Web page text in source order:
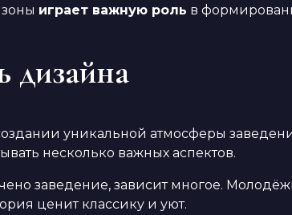
играет важную роль в
дизайна
уникальной атмосферы
несколько важных аспектов.
заведение, зависит многое.
ценит классику и уют.